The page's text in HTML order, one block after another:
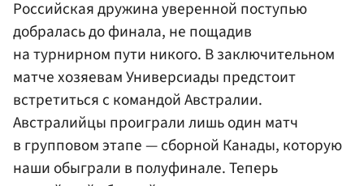
Российская дружина уверенной поступью
добралась до финала, не пощадив
на турнирном пути никого. В заключительном
матче хозяевам Универсиады предстоит
встретиться с командой Австралии.
Австралийцы проиграли лишь один матч
в групповом этапе — сборной Канады, которую
наши обыграли в полуфинале. Теперь